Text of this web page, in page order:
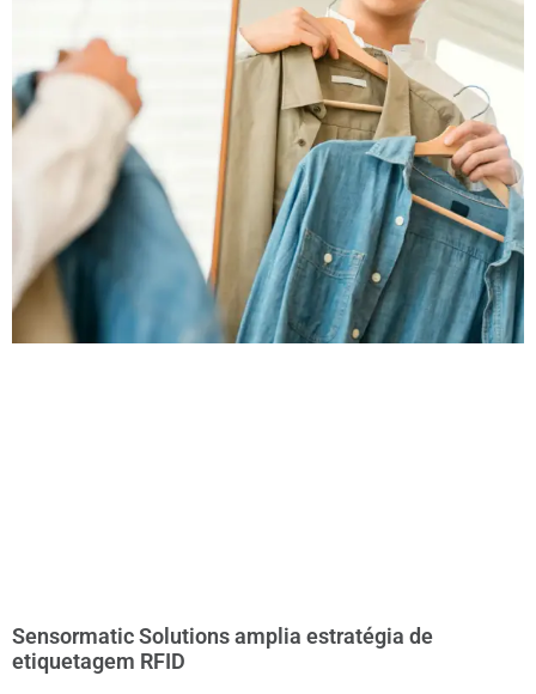
Sensormatic Solutions amplia estratégia de
etiquetagem RFID